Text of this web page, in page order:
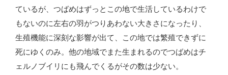
ているが、つばめはずっとこの地で生活しているわけで
もないのに左右の羽がつりあわない大きさになったり、
生殖機能に深刻な影響が出て、この地では繁殖できずに
死にゆくのみ。他の地域でまた生まれるのでつばめはチ
ェルノブイリにも飛んでくるがその数は少ない。